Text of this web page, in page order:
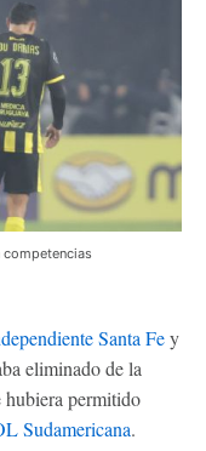
competencias
Santa Fey
eliminado de la
permitido
Sudamericana.